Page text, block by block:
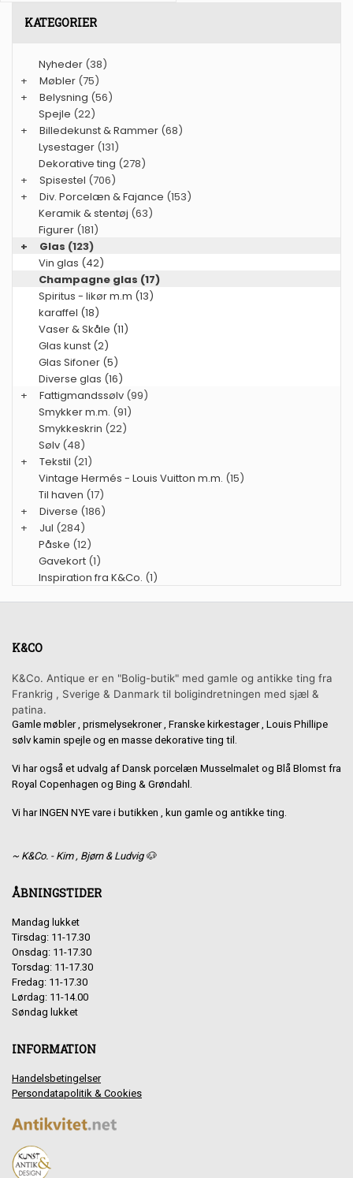
KATEGORIER
Nyheder (38)
+
Møbler (75)
+
Belysning (56)
Spejle (22)
+
Billedekunst & Rammer (68)
Lysestager (131)
Dekorative ting (278)
+
Spisestel (706)
+
Div. Porcelæn & Fajance (153)
Keramik & stentøj (63)
Figurer (181)
+
Glas (123)
Vin glas (42)
Champagne glas (17)
Spiritus - likør m.m (13)
karaffel (18)
Vaser & Skåle (11)
Glas kunst (2)
Glas Sifoner (5)
Diverse glas (16)
+
Fattigmandssølv (99)
Smykker m.m. (91)
Smykkeskrin (22)
Sølv (48)
+
Tekstil (21)
Vintage Hermés - Louis Vuitton m.m. (15)
Til haven (17)
+
Diverse (186)
+
Jul (284)
Påske (12)
Gavekort (1)
Inspiration fra K&Co. (1)
K&CO
K&Co. Antique er en "Bolig-butik" med gamle og antikke ting fra
Frankrig , Sverige & Danmark til boligindretningen med sjæl &
patina.
Gamle møbler , prismelysekroner , Franske kirkestager , Louis Phillipe
sølv kamin spejle og en masse dekorative ting til.
Vi har også et udvalg af Dansk porcelæn Musselmalet og Blå Blomst fra
Royal Copenhagen og Bing & Grøndahl.
Vi har INGEN NYE vare i butikken , kun gamle og antikke ting.
~ K&Co. - Kim , Bjørn & Ludvig 🐶
ÅBNINGSTIDER
Mandag lukket
Tirsdag: 11-17.30
Onsdag: 11-17.30
Torsdag: 11-17.30
Fredag: 11-17.30
Lørdag: 11-14.00
Søndag lukket
INFORMATION
Handelsbetingelser
Persondatapolitik & Cookies